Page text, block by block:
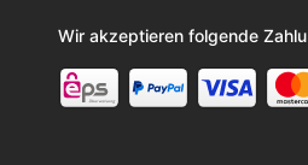
Wir akzeptieren folgende